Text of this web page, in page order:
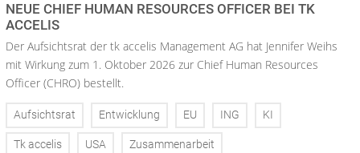
NEUE CHIEF HUMAN RESOURCES OFFICER BEI TK
ACCELIS
Der Aufsichtsrat der tk accelis Management AG hat Jennifer Weihs
mit Wirkung zum 1. Oktober 2026 zur Chief Human Resources
Officer (CHRO) bestellt.
Aufsichtsrat Entwicklung EU ING KI
Tk accelis USA Zusammenarbeit